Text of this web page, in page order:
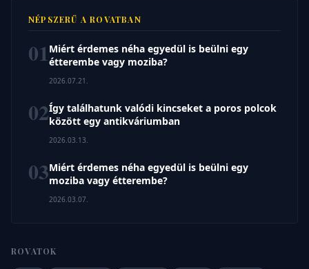
NÉPSZERŰ A ROVATBAN
01Miért érdemes néha egyedül is beülni egy
étterembe vagy moziba?
2026.07.21.
02Így találhatunk valódi kincseket a poros polcok
között egy antikváriumban
2026.03.13.
03Miért érdemes néha egyedül is beülni egy
moziba vagy étterembe?
2026.03.07.
ROVATOK